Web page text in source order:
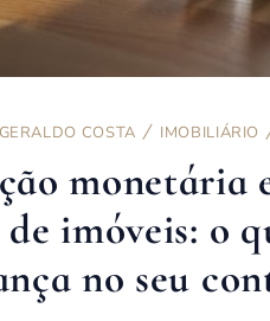
COSTA IMOBILIÁRIO
monetária
de imóveis: o
no seu